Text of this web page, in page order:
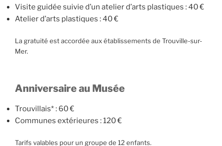
Visite guidée suivie d’un atelier d’arts plastiques : 40 €
Atelier d’arts plastiques : 40 €
La gratuité est accordée aux établissements de Trouville-sur-
Mer.
Anniversaire au Musée
Trouvillais* : 60 €
Communes extérieures : 120 €
Tarifs valables pour un groupe de 12 enfants.